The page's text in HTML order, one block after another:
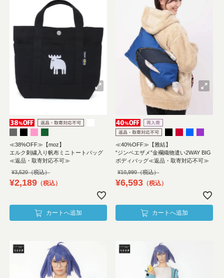
≪38%OFF≫【moz】
エルク刺繍入り帆布ミニトートバッグ
≪返品・取寄対応不可≫
¥3,520
¥2,189 税込
カートへ追加
≪40%OFF≫【雅結】
“ジンベエザメ”金襴織物遣い2WAY BIG
ボディバッグ≪返品・取寄対応不可≫
¥10,990
¥6,593 税込
カートへ追加